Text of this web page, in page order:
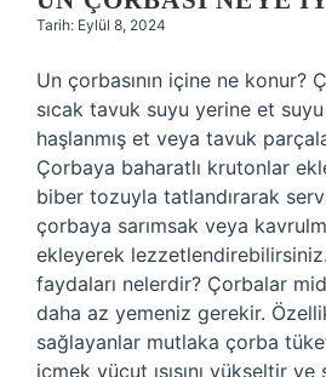
HIKAYE
YAZILAR
Tarih: Eylül 8, 2024
Un çorbasının içine ne konur?
sıcak tavuk suyu yerine et
haşlanmış et veya tavuk
Çorbaya baharatlı krutonlar
biber tozuyla tatlandırarak
çorbaya sarımsak veya
ekleyerek lezzetlendirebilirsiniz.
faydaları nelerdir? Çorbalar
daha az yemeniz gerekir.
sağlayanlar mutlaka çorba
içmek vücut ısısını yükseltir ve